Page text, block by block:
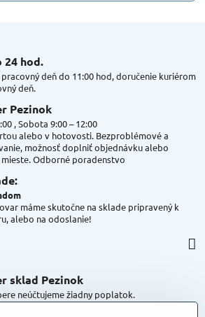
24 hod​.
deň do 11:00 hod, doručenie kuriérom
deň.
Pezinok
, Sobota 9:00 – 12:00
alebo v hotovosti. Bezproblémové a
možnosť doplniť objednávku alebo
Odborné poradenstvo
máme skutočne na sklade pripravený k
alebo na odoslanie!
sklad Pezinok
neúčtujeme žiadny poplatok.